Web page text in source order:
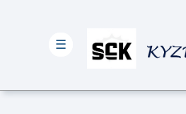
☰